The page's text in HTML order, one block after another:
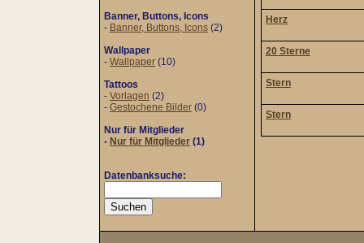
Banner, Buttons, Icons
- Banner, Buttons, Icons (2)
Wallpaper
- Wallpaper (10)
Tattoos
- Vorlagen (2)
- Gestochene Bilder (0)
Nur für Mitglieder
- Nur für Mitglieder (1)
Datenbanksuche:
Herz
20 Sterne
Stern
Stern